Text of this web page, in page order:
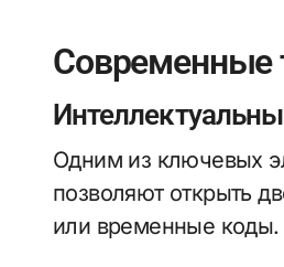
Современные
Одним из ключевых
позволяют открыть
или временные коды.